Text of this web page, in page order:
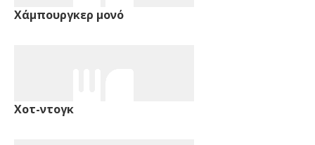
Χάμπουργκερ μονό
Χοτ-ντογκ